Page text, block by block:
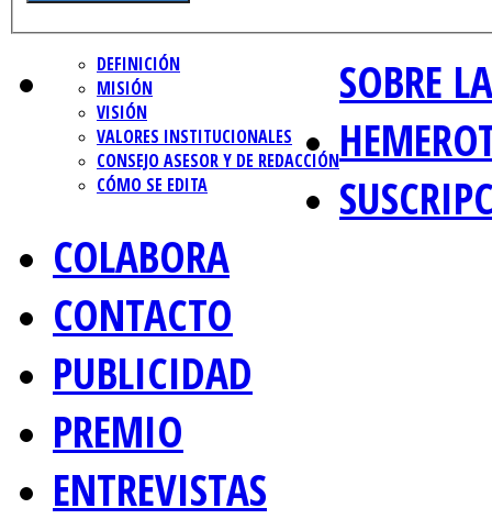
SOBRE
DEFINICIÓN
MISIÓN
VISIÓN
VALORES INSTITUCIONALES
CONSEJO ASESOR Y DE REDACCIÓN
CÓMO SE EDITA
COLABORA
CONTACTO
PUBLICIDAD
PREMIO
ENTREVISTAS